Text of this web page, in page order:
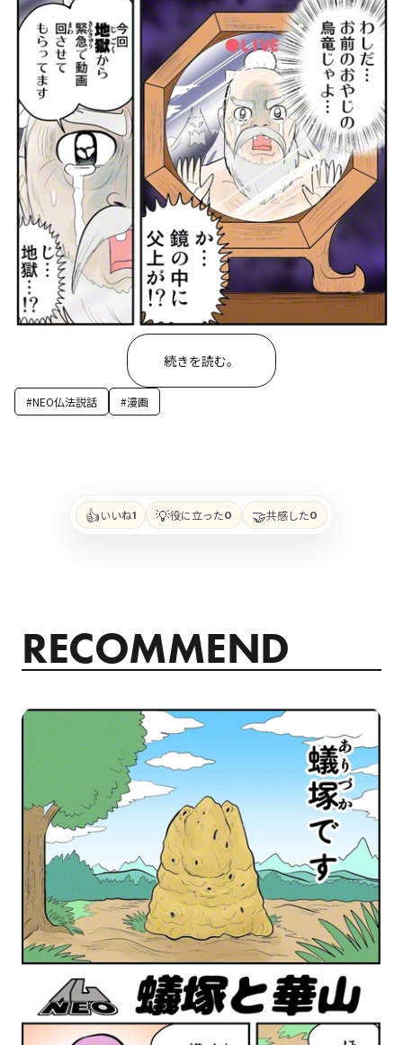
続きを読む。
#NEO仏法説話 #漫画
👍いいね1 💡役に立った0 🤝共感した0
RECOMMEND